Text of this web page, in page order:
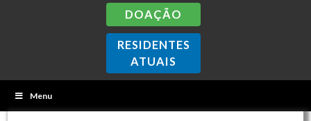
DOAÇÃO
RESIDENTES
ATUAIS
Menu